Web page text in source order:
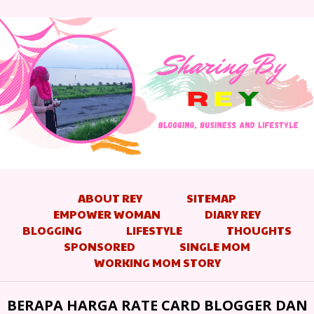
ABOUT REY
SITEMAP
EMPOWER WOMAN
DIARY REY
BLOGGING
LIFESTYLE
THOUGHTS
SPONSORED
SINGLE MOM
WORKING MOM STORY
BERAPA HARGA RATE CARD BLOGGER DAN